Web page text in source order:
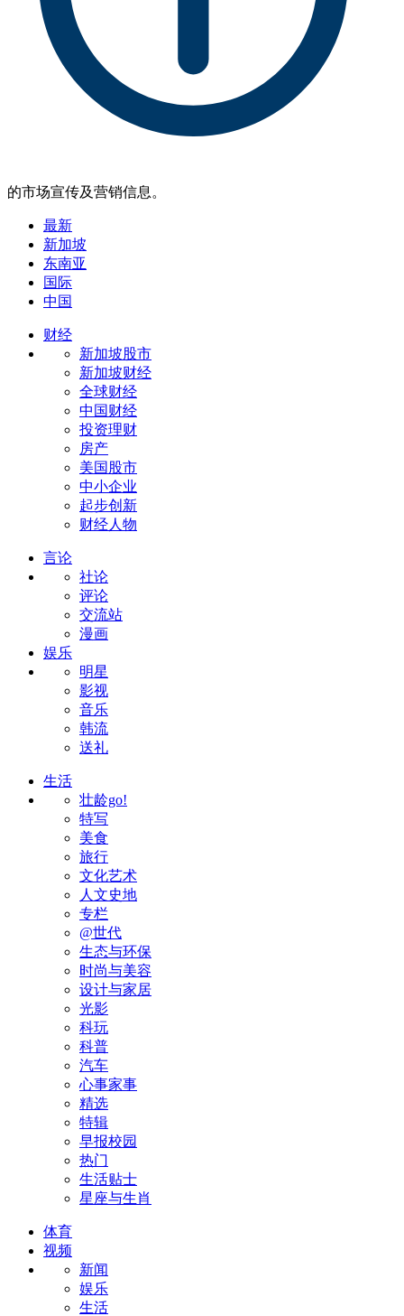
的市场宣传及营销信息。
最新
新加坡
东南亚
国际
中国
财经
新加坡股市
新加坡财经
全球财经
中国财经
投资理财
房产
美国股市
中小企业
起步创新
财经人物
言论
社论
评论
交流站
漫画
娱乐
明星
影视
音乐
韩流
送礼
生活
壮龄go!
特写
美食
旅行
文化艺术
人文史地
专栏
@世代
生态与环保
时尚与美容
设计与家居
光影
科玩
科普
汽车
心事家事
精选
特辑
早报校园
热门
生活贴士
星座与生肖
体育
视频
新闻
娱乐
生活